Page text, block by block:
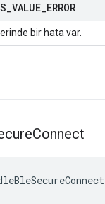
VALUE ERROR
bir hata var.
Connect